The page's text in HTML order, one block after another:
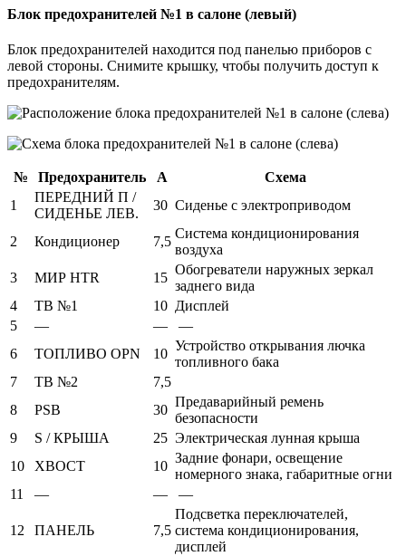
Блок предохранителей №1 в салоне (левый)
Блок предохранителей находится под панелью приборов с
левой стороны. Снимите крышку, чтобы получить доступ к
предохранителям.
№ Предохранитель А
Схема
1
ПЕРЕДНИЙ П /
СИДЕНЬЕ ЛЕВ.
30 Сиденье с электроприводом
2 Кондиционер 7,5
Система кондиционирования
воздуха
3
МИР HTR 15
Обогреватели наружных зеркал
заднего вида
4
ТВ №1 10 Дисплей
5
— —
—
6
ТОПЛИВО OPN 10
Устройство открывания лючка
топливного бака
7
ТВ №2
7,5
8
PSB 30
Предаварийный ремень
безопасности
9
S / КРЫША 25 Электрическая лунная крыша
10
ХВОСТ 10
Задние фонари, освещение
номерного знака, габаритные огни
11
— — —
12 ПАНЕЛЬ 7,5
Подсветка переключателей,
система кондиционирования,
дисплей